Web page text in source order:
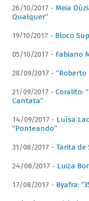
26/10/2017 - Meia
Qualquer”
19/10/2017 - Bloco
05/10/2017 - Fabiano
28/09/2017 - “Roberto
21/09/2017 - Coralito:
Cantata”
14/09/2017 - Luísa
“Ponteando”
31/08/2017 - Tarita de
24/08/2017 - Luiza
17/08/2017 - Byafra: